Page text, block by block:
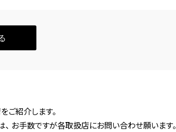
ご紹介します。
お手数ですが各取扱店にお問い合わせ願います。